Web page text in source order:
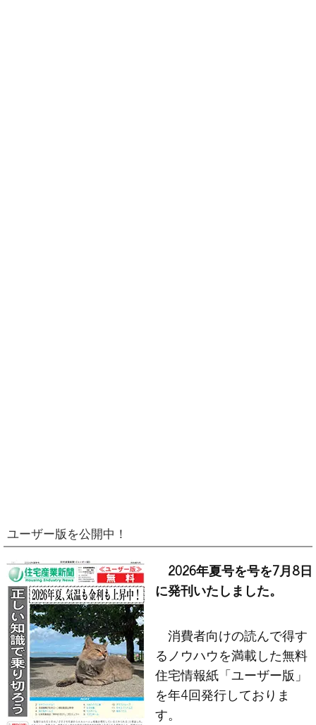
ユーザー版を公開中！
2026年夏号を号を7月8日
に発刊いたしました。
消費者向けの読んで得す
るノウハウを満載した無料
住宅情報紙「ユーザー版」
を年4回発行しておりま
す。